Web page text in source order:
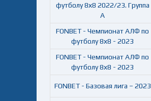
футболу 8х8 2022/23. Группа
А
FONBET - Чемпионат АЛФ по
футболу 8х8 - 2023
FONBET - Чемпионат АЛФ по
футболу 8х8 - 2023
FONBET - Базовая лига – 2023